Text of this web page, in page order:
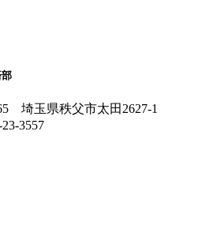
埼玉県秩父市太田2627-1
3557